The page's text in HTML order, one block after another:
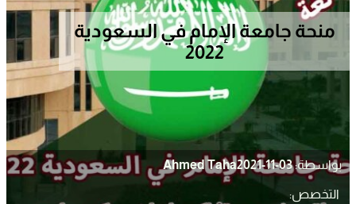
منحة جامعة الإمام في السعودية
2022
بواسطة: Ahmed Taha2021-11-03
التخصص: